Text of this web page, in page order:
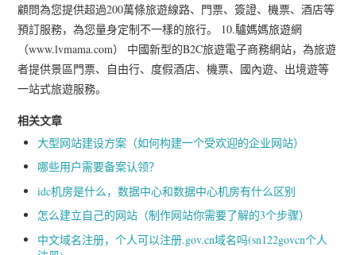
顧問為您提供超過200萬條旅遊線路、門票、簽證、機票、酒店等
預訂服務，為您量身定制不一樣的旅行。 10.驢媽媽旅遊網
（www.lvmama.com） 中國新型的B2C旅遊電子商務網站，為旅遊
者提供景區門票、自由行、度假酒店、機票、國內遊、出境遊等
一站式旅遊服務。
相关文章
大型网站建设方案（如何构建一个受欢迎的企业网站）
哪些用户需要备案认领？
idc机房是什么，数据中心和数据中心机房有什么区别
怎么建立自己的网站（制作网站你需要了解的3个步骤）
中文域名注册，个人可以注册.gov.cn域名吗(sn122govcn个人